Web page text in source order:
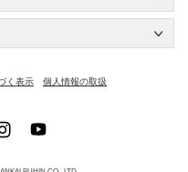
く表示 個人情報の取扱